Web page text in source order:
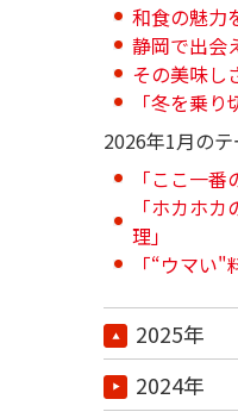
和食の魅力
静岡で出会
その美味し
「冬を乗り
2026年1月のテ
「ここ一番
「ホカホ
理」
「“ウマい
2025年
2024年